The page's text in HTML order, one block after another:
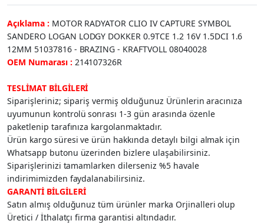
Açıklama : MOTOR RADYATOR CLIO IV CAPTURE SYMBOL
SANDERO LOGAN LODGY DOKKER 0.9TCE 1.2 16V 1.5DCI 1.6
12MM 51037816 - BRAZING - KRAFTVOLL 08040028
OEM Numarası : 214107326R
TESLİMAT BİLGİLERİ
Siparişleriniz; sipariş vermiş olduğunuz Ürünlerin aracınıza
uyumunun kontrolü sonrası 1-3 gün arasında özenle
paketlenip tarafınıza kargolanmaktadır.
Ürün kargo süresi ve ürün hakkında detaylı bilgi almak için
Whatsapp butonu üzerinden bizlere ulaşabilirsiniz.
Siparişlerinizi tamamlarken dilerseniz %5 havale
indirimimizden faydalanabilirsiniz.
GARANTİ BİLGİLERİ
Satın almış olduğunuz tüm ürünler marka Orjinalleri olup
Üretici / İthalatçı firma garantisi altındadır.